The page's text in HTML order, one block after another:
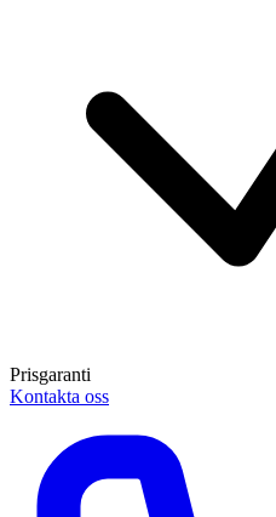
Prisgaranti
Kontakta oss